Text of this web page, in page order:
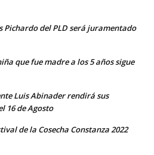
Pichardo del PLD será juramentado
que fue madre a los 5 años sigue
Luis Abinader rendirá sus
16 de Agosto
de la Cosecha Constanza 2022